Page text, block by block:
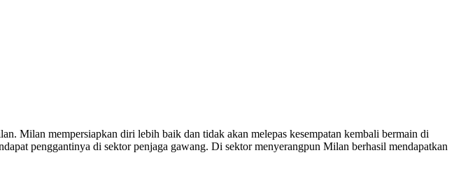
Milan mempersiapkan diri lebih baik dan tidak akan melepas kesempatan kembali bermain di
penggantinya di sektor penjaga gawang. Di sektor menyerangpun Milan berhasil mendapatkan